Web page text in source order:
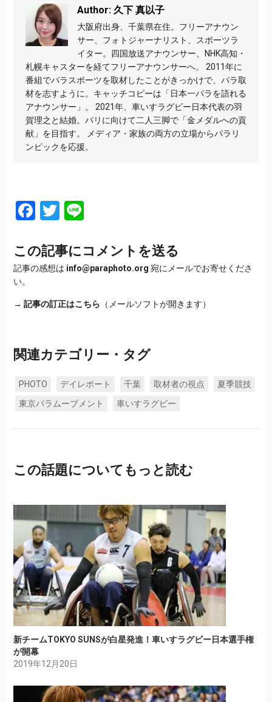
Author: 久下 真以子
大阪府出身、千葉県在住。フリーアナウン
サー、フォトジャーナリスト、スポーツラ
イター。四国放送アナウンサー、NHK高知・
札幌キャスターを経てフリーアナウンサーへ。 2011年に
番組でパラスポーツを取材したことがきっかけで、パラ取
材を志すように。キャッチコピーは「日本一パラを語れる
アナウンサー」。 2021年、車いすラグビー日本代表の羽
賀理之と結婚。パリに向けて二人三脚で「金メダルへの貢
献」を目指す。 メディア・家族の両方の立場からパラリ
ンピックを応援。
Facebook
Twitter
この記事にコメントを送る
記事の感想は info@paraphoto.org 宛にメールでお寄せくださ
い。
→ 記事の訂正はこちら （メールソフトが開きます）
関連カテゴリー・タグ
PHOTO デイレポート 千葉 取材者の視点
夏季競技
東京パラムーブメント
車いすラグビー
この話題についてもっと読む
新チームTOKYO SUNSが白星発進！車いすラグビー日本選手権
が開幕
2019年12月20日